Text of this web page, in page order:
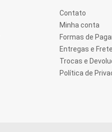
Contato
Minha conta
Formas de
Entregas e
Trocas e
Política de